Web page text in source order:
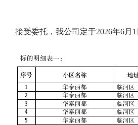
接受委托，我公司定于2026年6月